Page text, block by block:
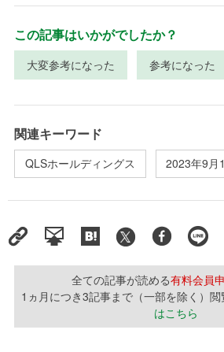
この記事はいかがでしたか？
大変参考になった 参考になった
関連キーワード
QLSホールディングス 2023年9月
全ての記事が読める有料会員
1ヵ月につき3記事まで（一部を除く）閲
はこちら